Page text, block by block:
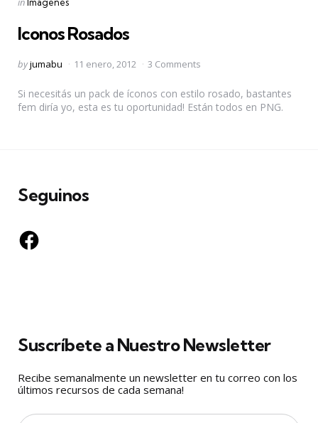
Iconos Rosados
Posted
byjumabu 11 enero, 2012 3 Comments
Si necesitás un pack de íconos con estilo rosado, bastantes
fem diría yo, esta es tu oportunidad! Están todos en PNG.
Seguinos
Facebook
Suscríbete a Nuestro Newsletter
Recibe semanalmente un newsletter en tu correo con los
últimos recursos de cada semana!